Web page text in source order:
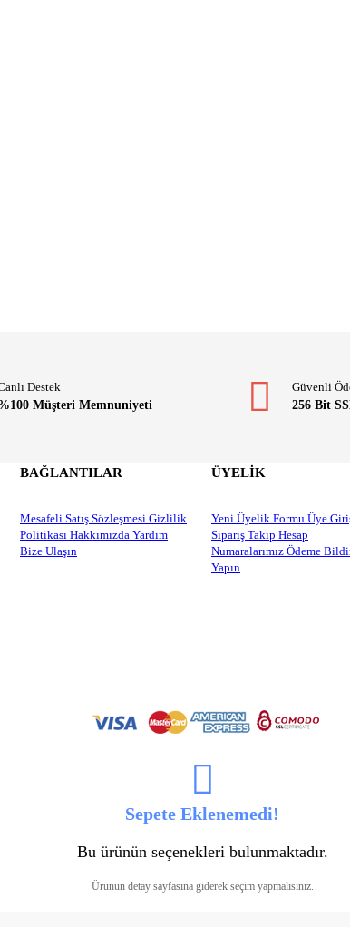
Destek
Müşteri Memnuniyeti
Güvenli
256 Bit
BAĞLANTILAR
Mesafeli Satış Sözleşmesi Gizlilik
Politikası Hakkımızda Yardım
Bize Ulaşın
ÜYELİK
Yeni Üyelik Formu Üye
Sipariş Takip Hesap
Numaralarımız Ödeme
Yapın
Sepete Eklenemedi!
Bu ürünün seçenekleri bulunmaktadır.
Ürünün detay sayfasına giderek seçim yapmalısınız.